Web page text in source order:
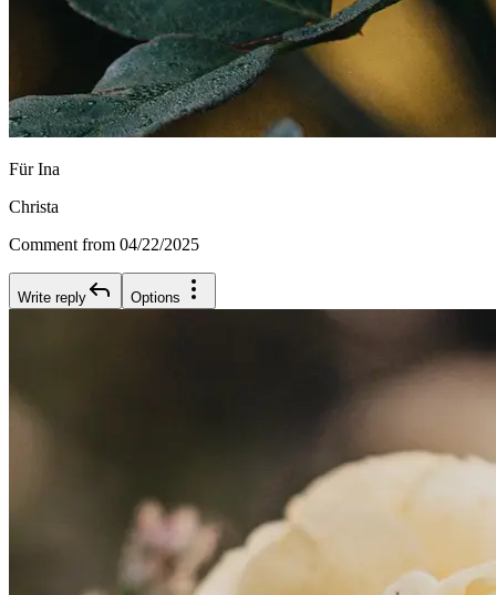
Für Ina
Christa
Comment from 04/22/2025
Write reply Options